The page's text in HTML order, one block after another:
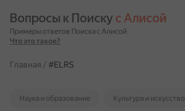
Вопросы к Поиску с Алисой
Примеры ответов Поиска с Алисой
Что это такое?
Главная / #ELRS
Наука и образование Культура и искусство